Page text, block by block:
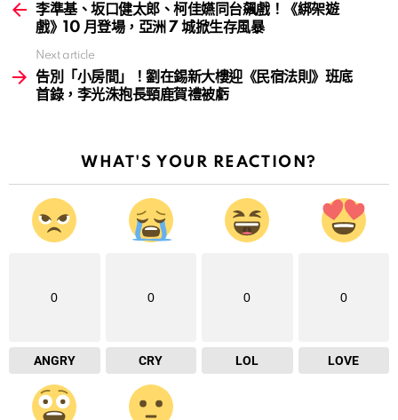
more李準基、坂口健太郎、柯佳嬿同台飆戲！《綁架遊
戲》10 月登場，亞洲 7 城掀生存風暴
Next article
告別「小房間」！劉在錫新大樓迎《民宿法則》班底
首錄，李光洙抱長頸鹿賀禮被虧
WHAT'S YOUR REACTION?
0
ANGRY
0
CRY
0
LOL
0
LOVE